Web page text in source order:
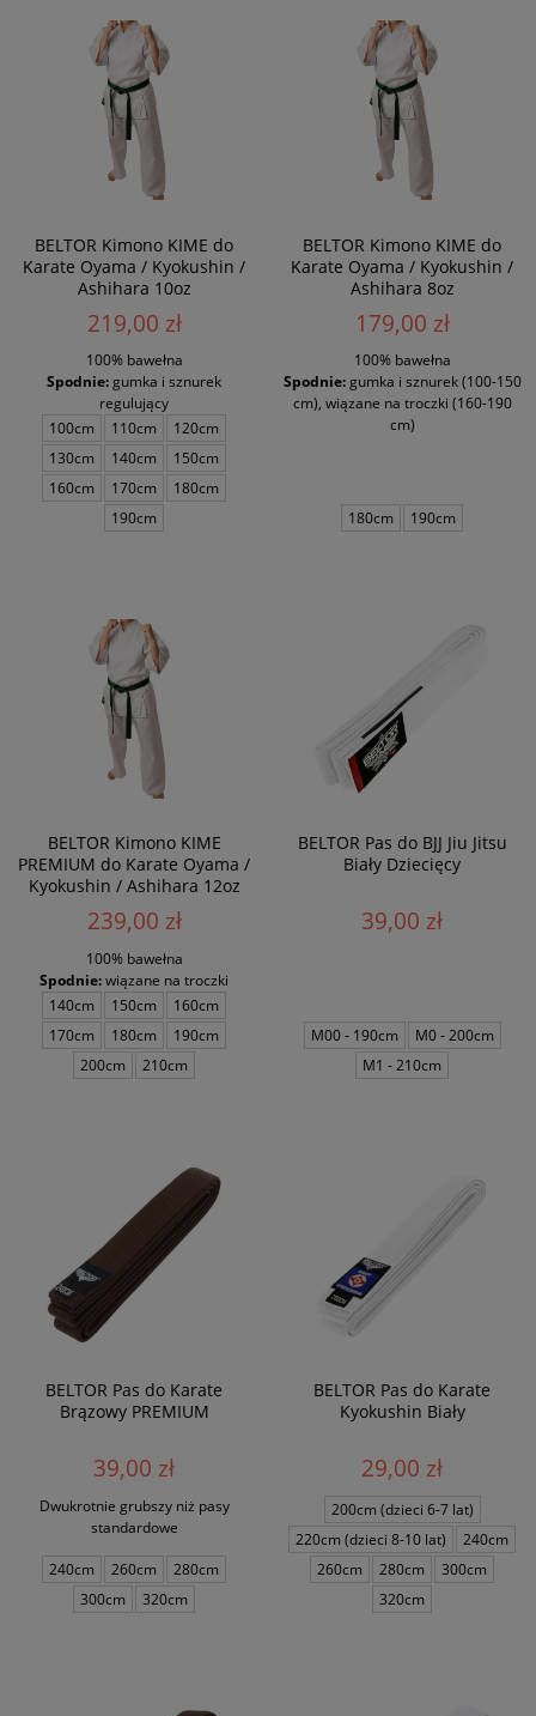
BELTOR Kimono KIME do
Karate Oyama / Kyokushin /
Ashihara 10oz
219,00 zł
100% bawełna
Spodnie:gumka i sznurek
regulujący
100cm
110cm
120cm
130cm
140cm
150cm
160cm
170cm
180cm
190cm
BELTOR Kimono KIME do
Karate Oyama / Kyokushin /
Ashihara 8oz
179,00 zł
100% bawełna
Spodnie:gumka i sznurek (100-150
cm), wiązane na troczki (160-190
cm)
180cm 190cm
BELTOR Kimono KIME
PREMIUM do Karate Oyama /
Kyokushin / Ashihara 12oz
239,00 zł
100% bawełna
Spodnie:wiązane na troczki
140cm
150cm
160cm
170cm
180cm
190cm
200cm
210cm
BELTOR Pas do BJJ Jiu Jitsu
Biały Dziecięcy
39,00 zł
M00 - 190cm
M0 - 200cm
M1 - 210cm
BELTOR Pas do Karate
Brązowy PREMIUM
39,00 zł
Dwukrotnie grubszy niż pasy
standardowe
240cm 260cm
280cm
300cm
320cm
BELTOR Pas do Karate
Kyokushin Biały
29,00 zł
200cm (dzieci 6-7 lat)
220cm (dzieci 8-10 lat)
240cm
260cm
280cm
300cm
320cm